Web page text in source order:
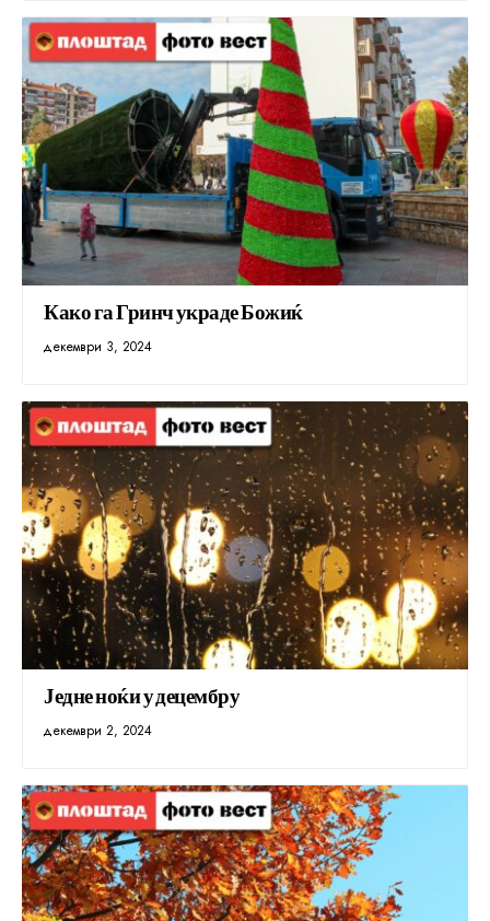
Како га Гринч украде Божиќ
декември 3, 2024
Једне ноќи у децембру
декември 2, 2024